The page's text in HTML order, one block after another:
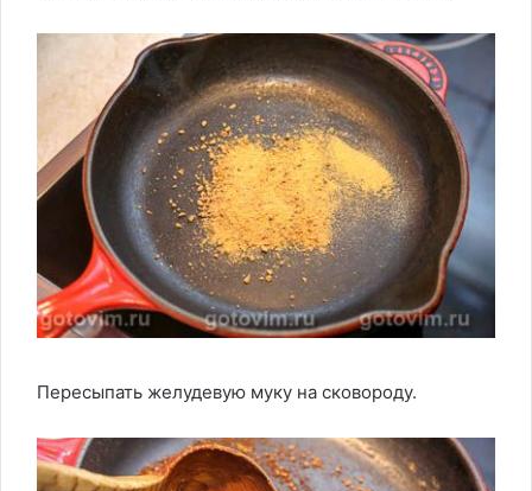
Пересыпать желудевую муку на сковороду.